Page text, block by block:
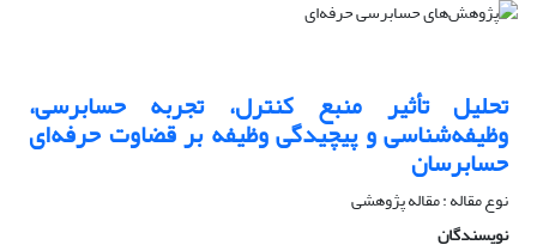
تحلیل تأثیر منبع کنترل، تجربه حسابرسی،
وظیفه‌شناسی و پیچیدگی وظیفه بر قضاوت حرفه‌ای
حسابرسان
نوع مقاله : مقاله پژوهشی
نویسندگان